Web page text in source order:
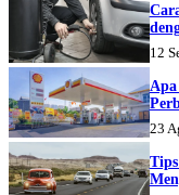
12
Apa
23